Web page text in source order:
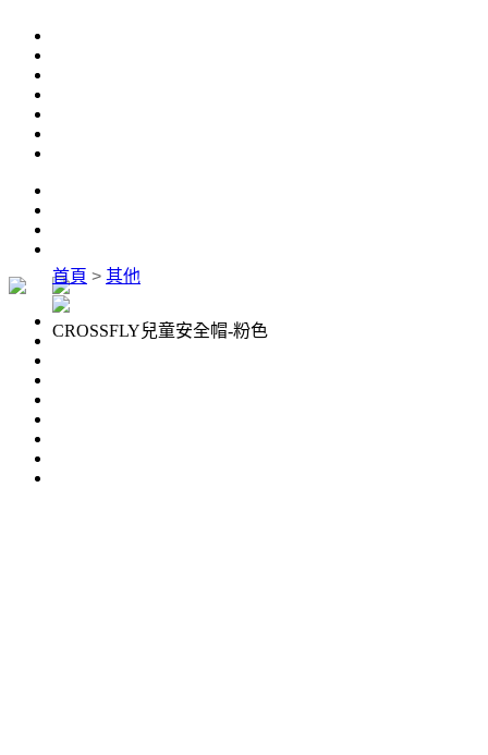
首頁 > 其他
CROSSFLY兒童安全帽-粉色